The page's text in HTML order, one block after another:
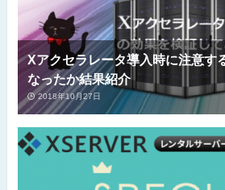
Xアクセラレータ導入時に注意す
なったか結果紹介
2018年10月27日